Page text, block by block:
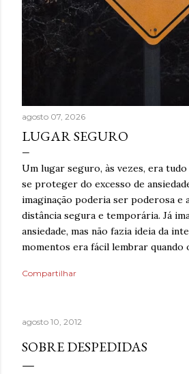
agosto 07, 2026
LUGAR SEGURO
Um lugar seguro, às vezes, era
se proteger do excesso de
imaginação poderia ser poderosa e
distância segura e temporária. Já
ansiedade, mas não fazia ideia da
momentos era fácil lembrar quando
aprender a lidar com isso livre de
para se distrair. Existia um limite de
diminuir a ansiedade, mas cada
Compartilhar
agosto 10, 2012
SOBRE DESPEDIDAS